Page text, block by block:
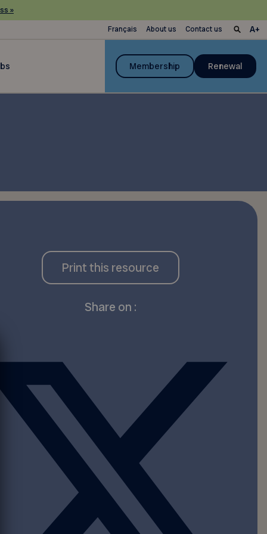
»
Français About us Contact us
Membership Renewal
Print this resource
Share on :